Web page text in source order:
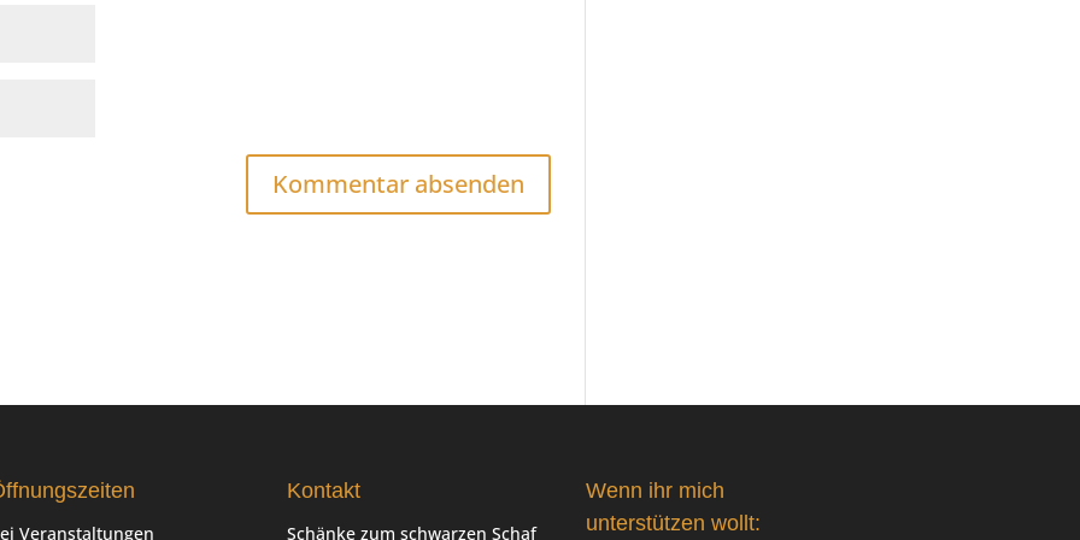
Veranstaltungen
Kontakt
Schänke zum schwarzen Schaf
Wenn ihr mich
unterstützen wollt: